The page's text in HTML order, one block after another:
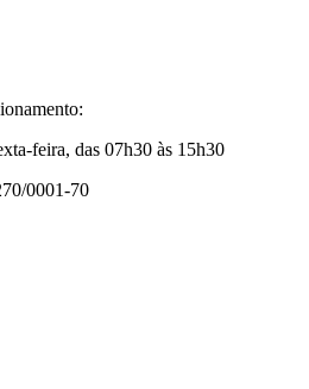
feira, das 07h30 às 15h30
0001-70